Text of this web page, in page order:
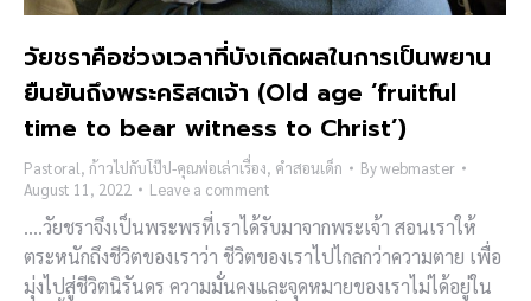
วัยชราคือช่วงเวลาที่บังเกิดผลในการเป็นพยาน
ยืนยันถึงพระคริสตเจ้า (Old age ‘fruitful
time to bear witness to Christ’)
Pastoral, ก้าวไปกับโป๊ป-คุณพ่อเล่าเรื่อง, คำสอนเด็ก Bywebmaster
August 11, 2022
Leave a comment
….วัยชราจึงเป็นพระพรที่เราได้รับมาจากพระเจ้า สอนเราให้
ตระหนักถึงชีวิตของเราว่า ชีวิตของเราไปไกลกว่าความตาย เพื่อ
มุ่งไปสู่ชีวิตนิรันดร ความมั่นคงและจุดหมายของเราไม่ได้อยู่ใน